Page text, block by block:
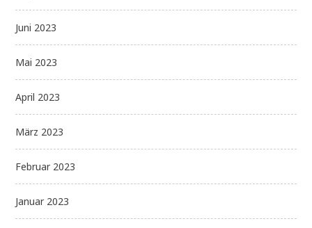
Juni 2023
Mai 2023
April 2023
März 2023
Februar 2023
Januar 2023